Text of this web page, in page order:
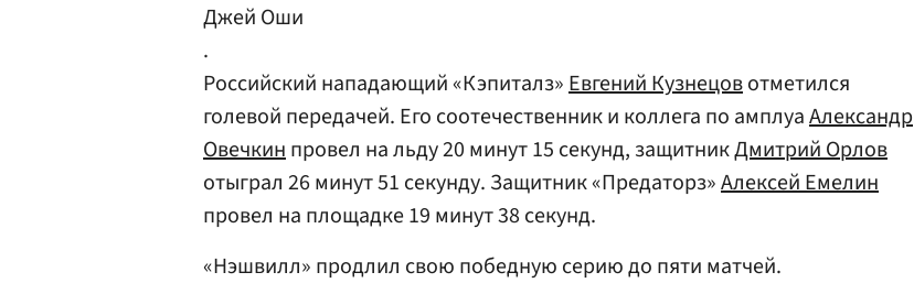
Джей Оши
.
Российский нападающий «Кэпиталз»Евгений Кузнецовотметился
голевой передачей. Его соотечественник и коллега по амплуаАлександр
Овечкинпровел на льду 20 минут 15 секунд, защитникДмитрий Орлов
отыграл 26 минут 51 секунду. Защитник «Предаторз»Алексей Емелин
провел на площадке 19 минут 38 секунд.
«Нэшвилл» продлил свою победную серию до пяти матчей.